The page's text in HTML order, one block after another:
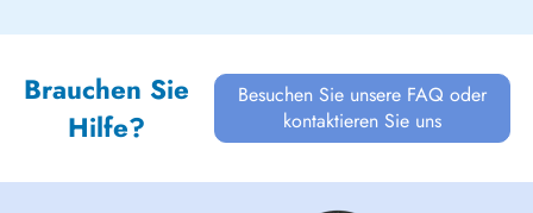
Brauchen Sie
Hilfe?
Besuchen Sie unsere FAQ oder
kontaktieren Sie uns